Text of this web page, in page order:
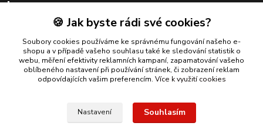
Kontakty
+420 739 924 550
(Po-Pá, 8-17 hod.)
info@bmautodily.cz
🍪 Jak byste rádi své cookies?
Soubory cookies používáme ke správnému fungování našeho e-
shopu a v případě vašeho souhlasu také ke sledování statistik o
webu, měření efektivity reklamních kampaní, zapamatování vašeho
oblíbeného nastavení při používání stránek, či zobrazení reklam
odpovídajících vašim preferencím. Více k využití cookies
Nastavení Souhlasím